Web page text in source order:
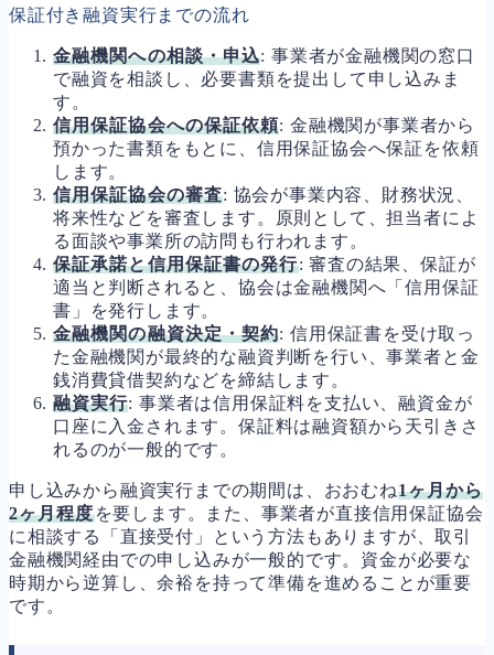
保証付き融資実行までの流れ
金融機関への相談・申込: 事業者が金融機関の窓口
で融資を相談し、必要書類を提出して申し込みま
す。
信用保証協会への保証依頼: 金融機関が事業者から
預かった書類をもとに、信用保証協会へ保証を依頼
します。
信用保証協会の審査: 協会が事業内容、財務状況、
将来性などを審査します。原則として、担当者によ
る面談や事業所の訪問も行われます。
保証承諾と信用保証書の発行: 審査の結果、保証が
適当と判断されると、協会は金融機関へ「信用保証
書」を発行します。
金融機関の融資決定・契約: 信用保証書を受け取っ
た金融機関が最終的な融資判断を行い、事業者と金
銭消費貸借契約などを締結します。
融資実行: 事業者は信用保証料を支払い、融資金が
口座に入金されます。保証料は融資額から天引きさ
れるのが一般的です。
申し込みから融資実行までの期間は、おおむね1ヶ月から
2ヶ月程度を要します。また、事業者が直接信用保証協会
に相談する「直接受付」という方法もありますが、取引
金融機関経由での申し込みが一般的です。資金が必要な
時期から逆算し、余裕を持って準備を進めることが重要
です。